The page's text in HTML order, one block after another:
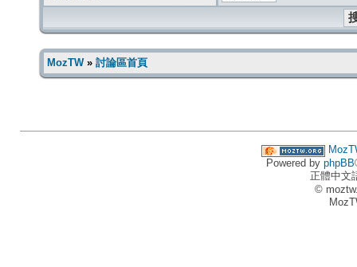
MozTW» 討論區首頁
Powered by phpBB
正體中文
©